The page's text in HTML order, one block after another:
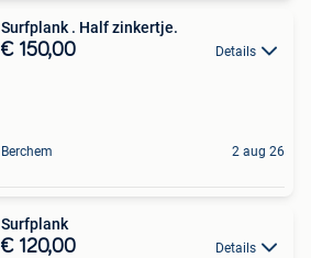
Surfplank . Half zinkertje.
€ 150,00 Details
Berchem 2 aug 26
Surfplank
€ 120,00 Details